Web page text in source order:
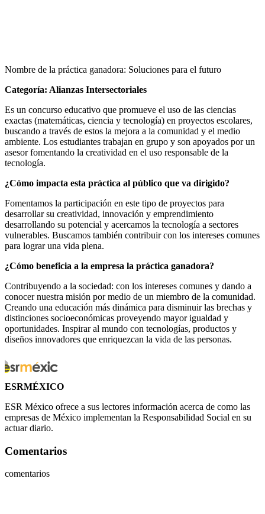
Nombre de la práctica ganadora: Soluciones para el futuro
Categoría: Alianzas Intersectoriales
Es un concurso educativo que promueve el uso de las ciencias
exactas (matemáticas, ciencia y tecnología) en proyectos escolares,
buscando a través de estos la mejora a la comunidad y el medio
ambiente. Los estudiantes trabajan en grupo y son apoyados por un
asesor fomentando la creatividad en el uso responsable de la
tecnología.
¿Cómo impacta esta práctica al público que va dirigido?
Fomentamos la participación en este tipo de proyectos para
desarrollar su creatividad, innovación y emprendimiento
desarrollando su potencial y acercamos la tecnología a sectores
vulnerables. Buscamos también contribuir con los intereses comunes
para lograr una vida plena.
¿Cómo beneficia a la empresa la práctica ganadora?
Contribuyendo a la sociedad: con los intereses comunes y dando a
conocer nuestra misión por medio de un miembro de la comunidad.
Creando una educación más dinámica para disminuir las brechas y
distinciones socioeconómicas proveyendo mayor igualdad y
oportunidades. Inspirar al mundo con tecnologías, productos y
diseños innovadores que enriquezcan la vida de las personas.
ESRMÉXICO
ESR México ofrece a sus lectores información acerca de como las
empresas de México implementan la Responsabilidad Social en su
actuar diario.
Comentarios
comentarios